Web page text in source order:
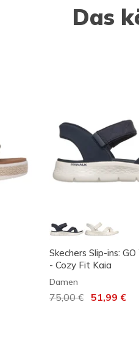
Das
Skechers Slip-ins:
- Cozy Fit Kaia
Damen
Reduziert von
75,00 €auf51,99 €